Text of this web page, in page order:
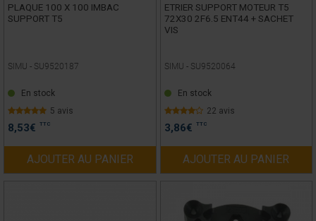
PLAQUE 100 X 100 IMBAC
SUPPORT T5
SIMU - SU9520187
En stock
5 avis
8,53€ TTC
AJOUTER AU PANIER
ETRIER SUPPORT MOTEUR T5
72X30 2F6.5 ENT44 + SACHET
VIS
SIMU - SU9520064
En stock
22 avis
3,86€ TTC
AJOUTER AU PANIER